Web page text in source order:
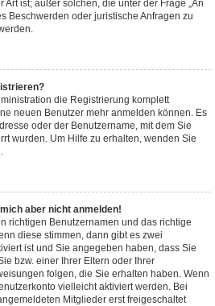
ist; außer solchen, die unter der Frage „An
Beschwerden oder juristische Anfragen zu
die Registrierung komplett
neuen Benutzer mehr anmelden können. Es
oder der Benutzername, mit dem Sie
wurden. Um Hilfe zu erhalten, wenden Sie
aber nicht anmelden!
richtigen Benutzernamen und das richtige
diese stimmen, dann gibt es zwei
ist und Sie angegeben haben, dass Sie
bzw. einer Ihrer Eltern oder Ihrer
folgen, die Sie erhalten haben. Wenn
vielleicht aktiviert werden. Bei
Mitglieder erst freigeschaltet